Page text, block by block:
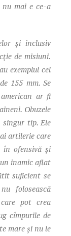
mai e ce-a
și inclusiv
de misiuni.
exemplul cel
155 mm. Se
ar fi
Obuzele
singur tip. Ele
artilerie care
în ofensivă și
inamic aflat
suficient se
folosească
pot crea
cîmpurile de
mare și nu le